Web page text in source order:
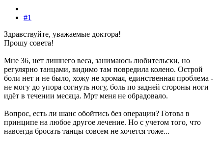
#1
Здравствуйте, уважаемые доктора!
Прошу совета!
Мне 36, нет лишнего веса, занимаюсь любительски, но
регулярно танцами, видимо там повредила колено. Острой
боли нет и не было, хожу не хромая, единственная проблема -
не могу до упора согнуть ногу, боль по задней стороны ноги
идëт в течении месяца. Мрт меня не обрадовало.
Вопрос, есть ли шанс обойтись без операции? Готова в
принципе на любое другое лечение. Но с учетом того, что
навсегда бросать танцы совсем не хочется тоже...